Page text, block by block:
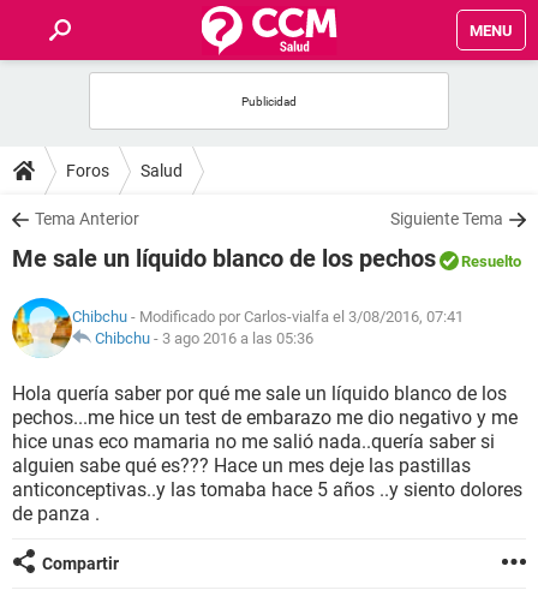
MENU
FOROS
SALUD
NUTRICIÓN
BIENESTAR
SEXUALIDAD
GLOSARIO
Foros Salud
Tema Anterior Siguiente Tema
Me sale un líquido blanco de los pechos Resuelto
Chibchu - Modificado por Carlos-vialfa el 3/08/2016, 07:41
Chibchu - 3 ago 2016 a las 05:36
Hola quería saber por qué me sale un líquido blanco de los
pechos...me hice un test de embarazo me dio negativo y me
hice unas eco mamaria no me salió nada..quería saber si
alguien sabe qué es??? Hace un mes deje las pastillas
anticonceptivas..y las tomaba hace 5 años ..y siento dolores
de panza .
Compartir